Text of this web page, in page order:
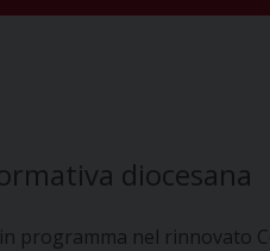
diocesana
programma nel rinnovato